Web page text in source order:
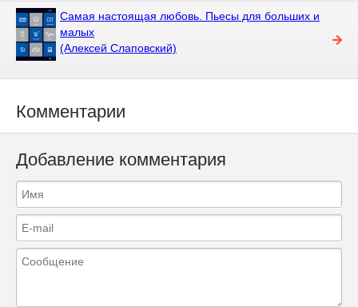
Самая настоящая любовь. Пьесы для больших и
малых
(Алексей Слаповский)
Комментарии
Добавление комментария